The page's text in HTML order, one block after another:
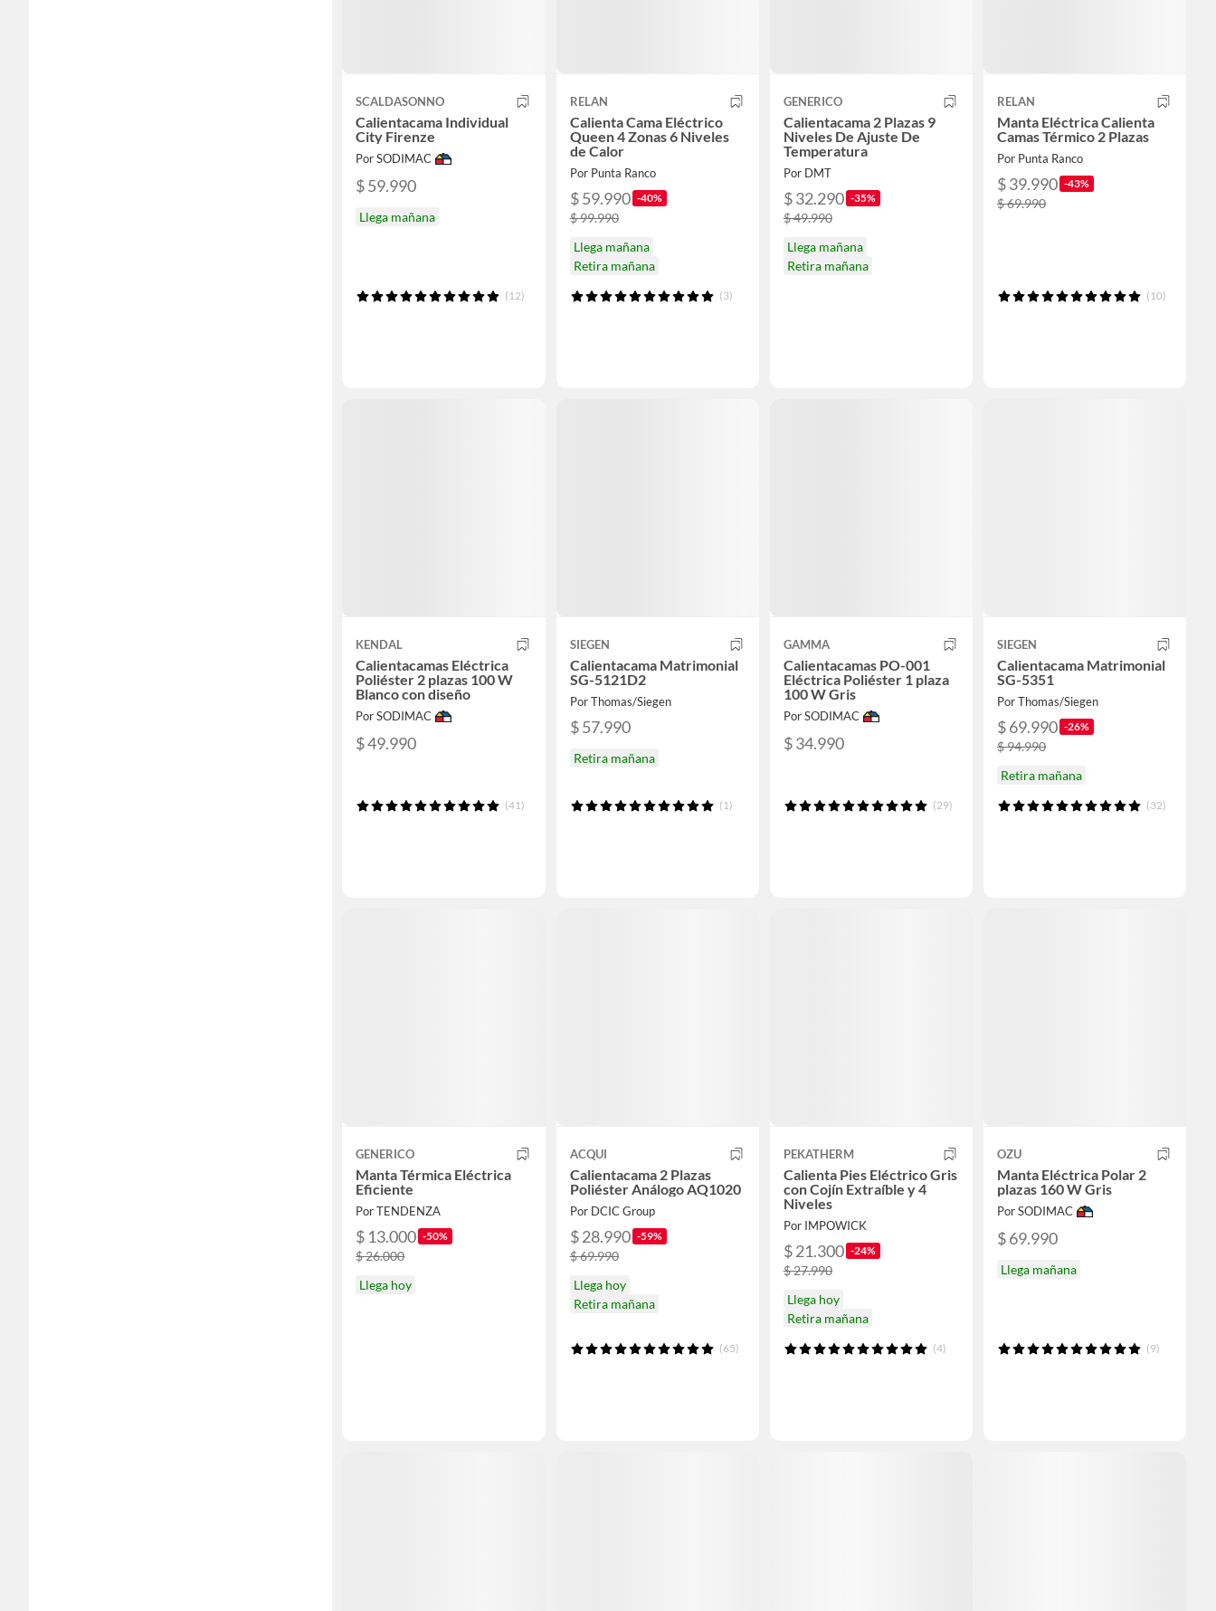
SCALDASONNO
Calientacama Individual
City Firenze
Por SODIMAC
$ 59.990
Llega mañana
(12)
RELAN
Calienta Cama Eléctrico
Queen 4 Zonas 6 Niveles
de Calor
Por Punta Ranco
$ 59.990 -40%
$ 99.990
Llega mañana
Retira mañana
(3)
GENERICO
Calientacama 2 Plazas 9
Niveles De Ajuste De
Temperatura
Por DMT
$ 32.290 -35%
$ 49.990
Llega mañana
Retira mañana
RELAN
Manta Eléctrica Calienta
Camas Térmico 2 Plazas
Por Punta Ranco
$ 39.990 -43%
$ 69.990
(10)
KENDAL
Calientacamas Eléctrica
Poliéster 2 plazas 100 W
Blanco con diseño
Por SODIMAC
$ 49.990
(41)
SIEGEN
Calientacama Matrimonial
SG-5121D2
Por Thomas/Siegen
$ 57.990
Retira mañana
(1)
GAMMA
Calientacamas PO-001
Eléctrica Poliéster 1 plaza
100 W Gris
Por SODIMAC
$ 34.990
(29)
SIEGEN
Calientacama Matrimonial
SG-5351
Por Thomas/Siegen
$ 69.990 -26%
$ 94.990
Retira mañana
(32)
GENERICO
Manta Térmica Eléctrica
Eficiente
Por TENDENZA
$ 13.000 -50%
$ 26.000
Llega hoy
ACQUI
Calientacama 2 Plazas
Poliéster Análogo AQ1020
Por DCIC Group
$ 28.990 -59%
$ 69.990
Llega hoy
Retira mañana
(65)
PEKATHERM
Calienta Pies Eléctrico Gris
con Cojín Extraíble y 4
Niveles
Por IMPOWICK
$ 21.300 -24%
$ 27.990
Llega hoy
Retira mañana
(4)
OZU
Manta Eléctrica Polar 2
plazas 160 W Gris
Por SODIMAC
$ 69.990
Llega mañana
(9)